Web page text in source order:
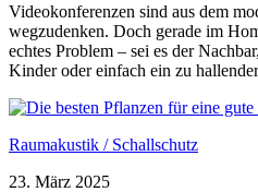
Videokonferenzen sind aus dem
wegzudenken. Doch gerade im
echtes Problem – sei es der
Kinder oder einfach ein zu
Raumakustik / Schallschutz
23. März 2025